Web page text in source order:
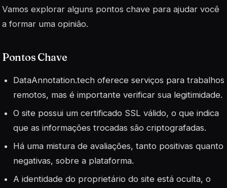
Vamos explorar alguns pontos chave para ajudar você
a formar uma opinião.
Pontos Chave
DataAnnotation.tech oferece serviços para trabalhos
remotos, mas é importante verificar sua legitimidade.
O site possui um certificado SSL válido, o que indica
que as informações trocadas são criptografadas.
Há uma mistura de avaliações, tanto positivas quanto
negativas, sobre a plataforma.
A identidade do proprietário do site está oculta, o